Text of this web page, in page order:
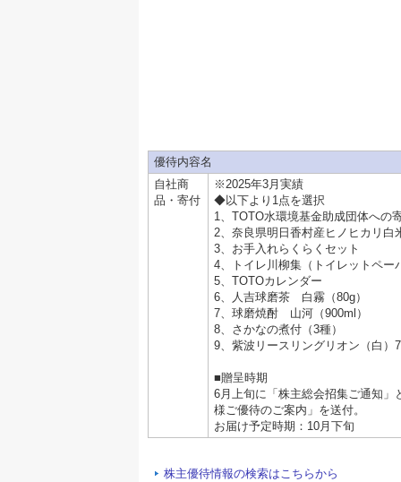
優待内容名
自社商
品・寄付
※2025年3月実績
◆以下より1点を選択
1、TOTO水環境基金助成団体への
2、奈良県明日香村産ヒノヒカリ白
3、お手入れらくらくセット
4、トイレ川柳集（トイレットペー
5、TOTOカレンダー
6、人吉球磨茶 白霧（80g）
7、球磨焼酎 山河（900ml）
8、さかなの煮付（3種）
9、紫波リースリングリオン（白）
■贈呈時期
6月上旬に「株主総会招集ご通知」
様ご優待のご案内」を送付。
お届け予定時期：10月下旬
株主優待情報の検索はこちらから